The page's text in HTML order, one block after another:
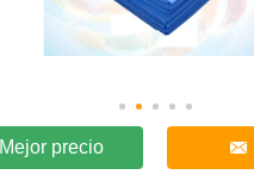
Mejor precio